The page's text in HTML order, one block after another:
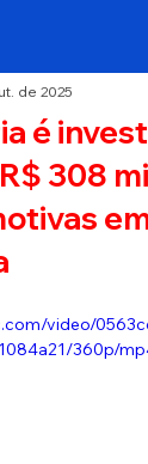
é
308
de 2025
video/
360p/